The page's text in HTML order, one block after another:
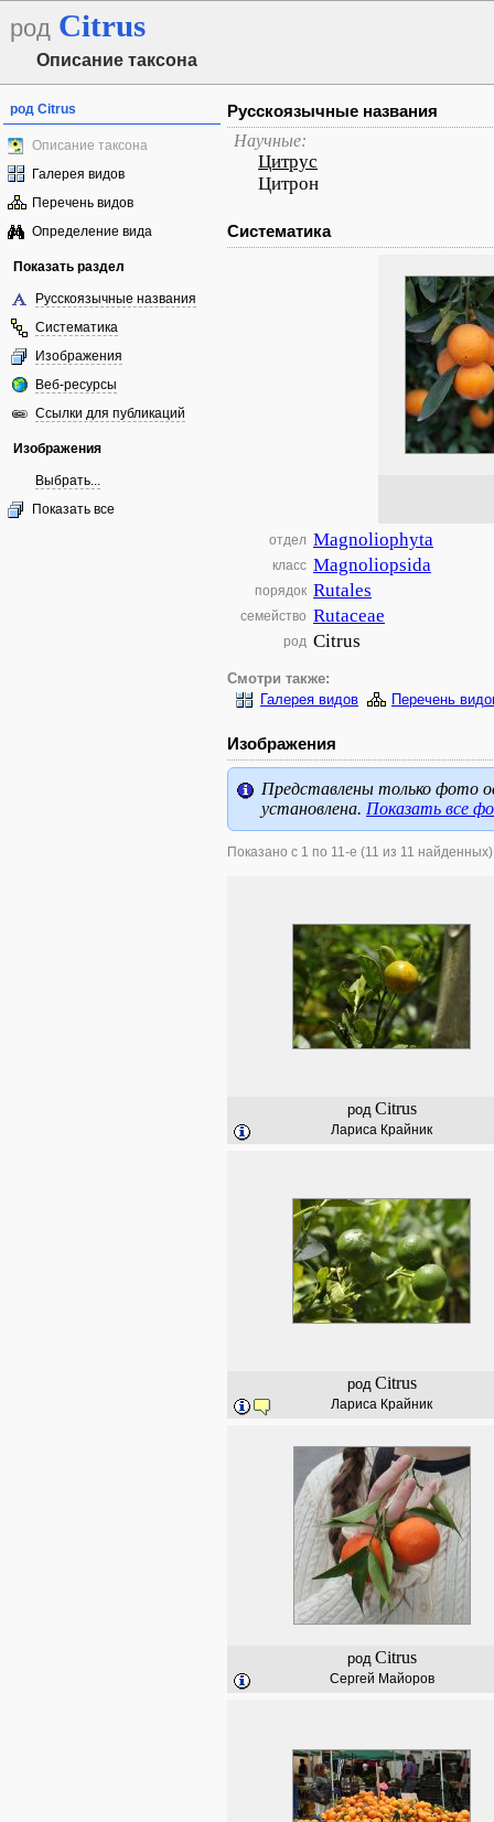
род Citrus
Описание таксона
род Citrus
Описание таксона
Галерея видов
Перечень видов
Определение вида
Показать раздел
Русскоязычные названия
Систематика
Изображения
Веб-ресурсы
Ссылки для публикаций
Изображения
Выбрать...
Показать все
Русскоязычные названия
Научные:
Цитрус
Цитрон
Систематика
отдел Magnoliophyta
класс Magnoliopsida
порядок Rutales
семейство Rutaceae
род Citrus
Смотри также:
Галерея видов
Перечень
Изображения
Представлены только фото
установлена. Показать все
Показано с 1 по 11-е (11 из 11 найденных)
род Citrus
Лариса Крайник
род Citrus
Лариса Крайник
род Citrus
Сергей Майоров